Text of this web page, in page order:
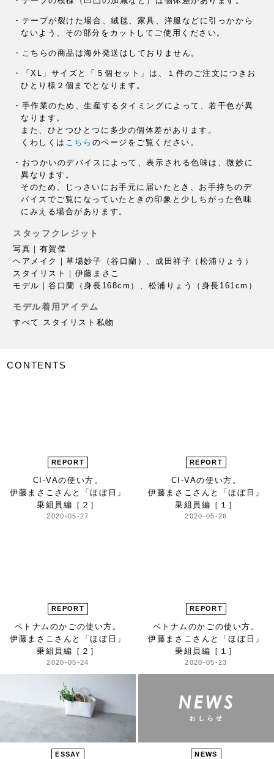
・テープが裂けた場合、絨毯、家具、洋服などに引っかから
ないよう、 その部分をカットしてご使用ください。
・こちらの商品は海外発送はしておりません。
・「XL」サイズと「５個セット」は、
１件のご注文につきお
ひとり様２個までとなります。
・手作業のため、生産するタイミングによって、若干色が異
なります。
また、ひとつひとつに多少の個体差があります。
くわしくは こちら のページをご覧ください。
・おつかいのデバイスによって、表示される色味は、微妙に
異なります。
そのため、じっさいにお手元に届いたとき、 お手持ちのデ
バイスでご覧になっていたときの印象と 少しちがった色味
にみえる場合があります。
スタッフクレジット
写真｜有賀傑
ヘアメイク｜草場妙子（谷口蘭）、成田祥子（松浦りょう）
スタイリスト｜伊藤まさこ
モデル｜谷口蘭（身長168cm）、松浦りょう（身長161cm）
モデル着用アイテム
すべて スタイリスト私物
CONTENTS
REPORT
CI-VAの使い方。
伊藤まさこさんと「ほぼ日」
乗組員編［２］
2020-05-27
REPORT
CI-VAの使い方。
伊藤まさこさんと「ほぼ日」
乗組員編［１］
2020-05-26
REPORT
ベトナムのかごの使い方。
伊藤まさこさんと「ほぼ日」
乗組員編［２］
2020-05-24
REPORT
ベトナムのかごの使い方。
伊藤まさこさんと「ほぼ日」
乗組員編［１］
2020-05-23
ESSAY NEWS